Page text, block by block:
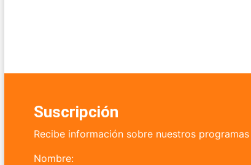
Suscripción
Recibe información sobre nuestros programas
Nombre: